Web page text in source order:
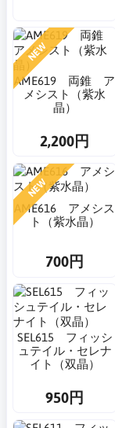
NEW
AME619 両錐 ア
メシスト（紫水
晶）
2,200円
NEW
AME616 アメシス
ト（紫水晶）
700円
SEL615 フィッシ
ュテイル・セレナ
イト（双晶）
950円